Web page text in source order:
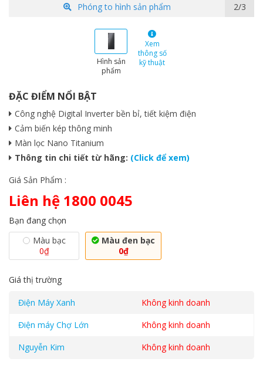
Phóng to hình sản phẩm 2/3
Hình sản
phẩm
Xem
thông số
kỹ thuật
ĐẶC ĐIỂM NỔI BẬT
Công nghệ Digital Inverter bền bỉ, tiết kiệm điện
Cảm biến kép thông minh
Màn lọc Nano Titanium
Thông tin chi tiết từ hãng: (Click để xem)
Giá Sản Phẩm :
Liên hệ 1800 0045
Bạn đang chọn
Màu bạc
0₫
Màu đen bạc
0₫
Giá thị trường
Điện Máy Xanh
Không kinh doanh
Điện máy Chợ Lớn
Không kinh doanh
Nguyễn Kim
Không kinh doanh